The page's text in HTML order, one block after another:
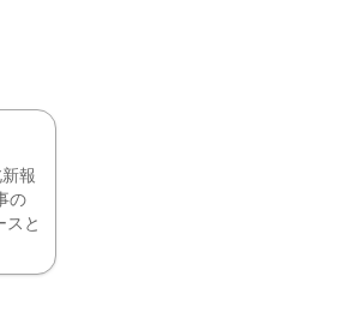
報
の
スと